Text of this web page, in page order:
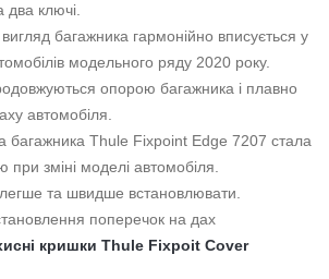
два ключі.
багажника гармонійно вписується у
модельного ряду 2020 року.
опорою багажника і плавно
автомобіля.
багажника Thule Fixpoint Edge 7207 стала
при зміні моделі автомобіля.
та швидше встановлювати.
поперечок на дах
кришки Thule Fixpoit Cover